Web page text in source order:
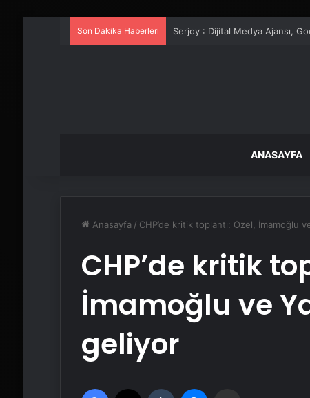
Son Dakika Haberleri UETDS Nedir ? Uetds.com İle
ANASAYFA
Anasayfa / CHP’de kritik toplantı: Özel, İmamoğlu
CHP’de kritik
İmamoğlu ve
geliyor
Facebook Tumblr